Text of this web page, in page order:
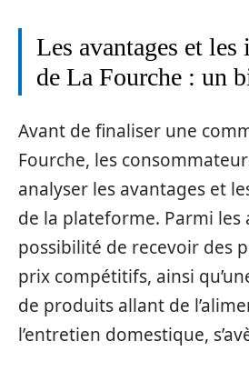
Les avantages et
de La Fourche : un
Avant de finaliser une
Fourche, les
analyser les avantages et
de la plateforme. Parmi les
possibilité de recevoir des
prix compétitifs, ainsi
de produits allant de
l’entretien domestique,